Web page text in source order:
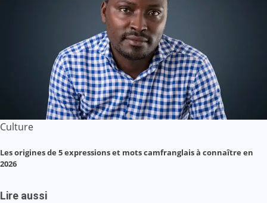
Culture
Les origines de 5 expressions et mots camfranglais à connaître en
2026
Lire aussi